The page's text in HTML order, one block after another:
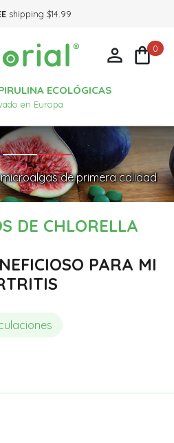
shipping $14.99
ECOLÓGICAS
en Europa
 0
de primera calidad
DE CHLORELLA
PARA MI